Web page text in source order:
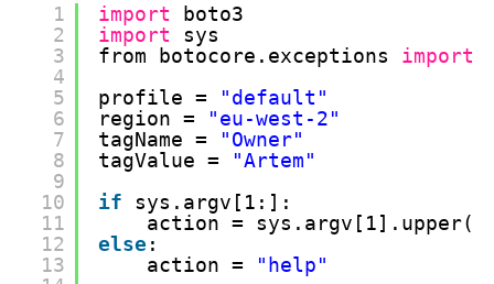
1
2
3
4
5
6
7
8
9
10
11
12
13
import
boto3
import
sys
from botocore.exceptions import
profile =
"default"
region =
"eu-west-2"
tagName =
"Owner"
tagValue =
"Artem"
if
sys.argv[1:]:
action = sys.argv[1].upper()
else:
action =
"help"